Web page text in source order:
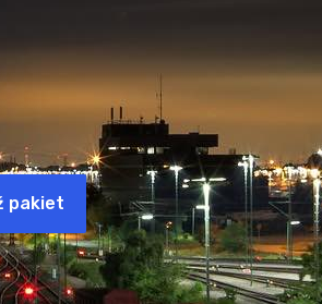
pakiet